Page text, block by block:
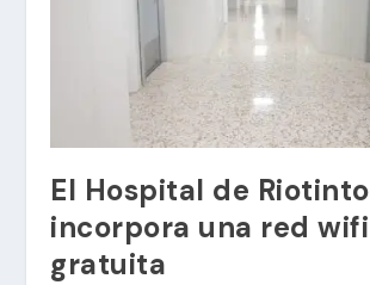
El Hospital de Riotinto
incorpora una red wifi
gratuita